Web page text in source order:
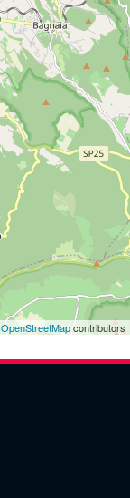
OpenStreetMapcontributors